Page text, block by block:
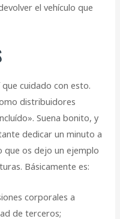
el vehículo que
cuidado con esto.
distribuidores
Suena bonito, y
dedicar un minuto a
os dejo un ejemplo
Básicamente es:
corporales a
de terceros;